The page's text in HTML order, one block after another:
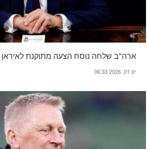
ארה"ב שלחה נוסח הצעה מתוקנת לאיראן
יונ 01, 2026 06:33